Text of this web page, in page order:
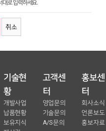
대로 입력하세요.
취소
기술현
황
개발사업
납품현황
보유지식
고객센
터
영업문의
기술문의
A/S문의
홍보센
터
회사소식
언론보도
홍보자료